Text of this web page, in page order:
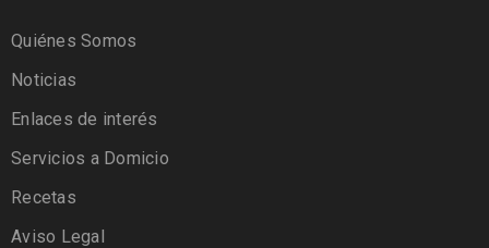
Quiénes Somos
Noticias
Enlaces de interés
Servicios a Domicio
Recetas
Aviso Legal